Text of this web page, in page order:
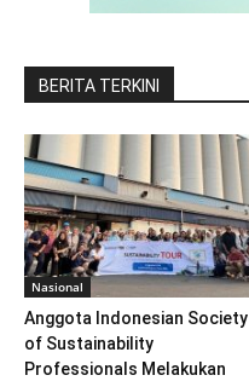
BERITA TERKINI
Nasional
Anggota Indonesian Society
of Sustainability
Professionals Melakukan